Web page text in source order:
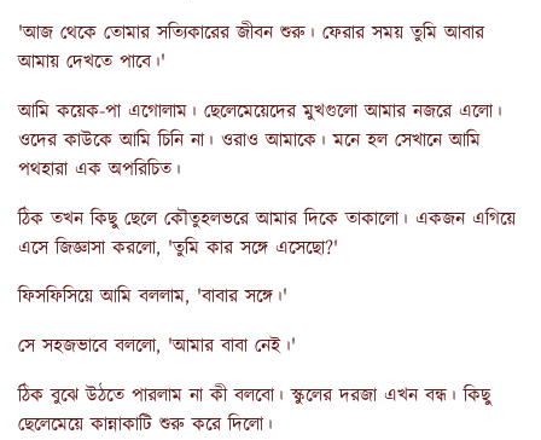
'আজ থেকে তোমার সত্যিকারের জীবন শুরু। ফেরার সময় তুমি আবার
আমায় দেখতে পাবে।'
আমি কয়েক-পা এগোলাম। ছেলেমেয়েদের মুখগুলো আমার নজরে এলো।
ওদের কাউকে আমি চিনি না। ওরাও আমাকে। মনে হল সেখানে আমি
পথহারা এক অপরিচিত।
ঠিক তখন কিছু ছেলে কৌতুহলভরে আমার দিকে তাকালো। একজন এগিয়ে
এসে জিজ্ঞাসা করলো, 'তুমি কার সঙ্গে এসেছো?'
ফিসফিসিয়ে আমি বললাম, 'বাবার সঙ্গে।'
সে সহজভাবে বললো, 'আমার বাবা নেই।'
ঠিক বুঝে উঠতে পারলাম না কী বলবো। স্কুলের দরজা এখন বন্ধ। কিছু
ছেলেমেয়ে কান্নাকাটি শুরু করে দিলো।